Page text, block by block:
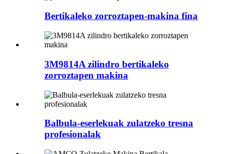
Bertikaleko zorroztapen-makina fina
3M9814A zilindro bertikaleko
zorroztapen makina
Balbula-eserlekuak zulatzeko tresna
profesionalak